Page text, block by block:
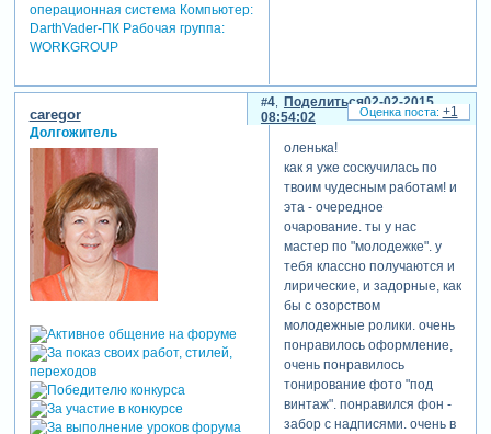
операционная система Компьютер:
DarthVader-ПК Рабочая группа:
WORKGROUP
Поделиться
4
02-02-2015
08:54:02
caregor
Долгожитель
оленька!
как я уже соскучилась по
твоим чудесным работам! и
эта - очередное
очарование. ты у нас
мастер по "молодежке". у
тебя классно получаются и
лирические, и задорные, как
бы с озорством
молодежные ролики. очень
понравилось оформление,
очень понравилось
тонирование фото "под
винтаж". понравился фон -
забор с надписями. очень в
+1